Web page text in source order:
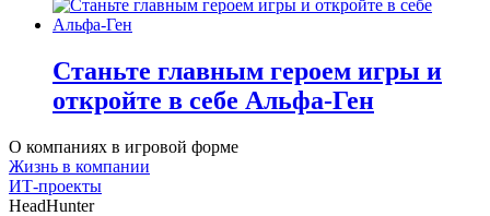
Станьте главным героем игры и
откройте в себе Альфа-Ген
О компаниях в игровой форме
Жизнь в компании
ИТ-проекты
HeadHunter